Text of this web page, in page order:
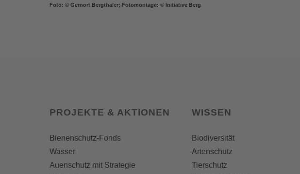
Foto: © Gernort Bergthaler; Fotomontage: © Initiative Berg
PROJEKTE & AKTIONEN
Bienenschutz-Fonds
Wasser
Auenschutz mit Strategie
WISSEN
Biodiversität
Artenschutz
Tierschutz